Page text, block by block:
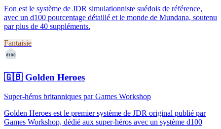
Eon est le système de JDR simulationniste suédois de référence,
avec un d100 pourcentage détaillé et le monde de Mundana, soutenu
par plus de 40 suppléments.
Fantaisie
d100
🇬🇧Golden Heroes
Super-héros britanniques par Games Workshop
Golden Heroes est le premier système de JDR original publié par
Games Workshop, dédié aux super-héros avec un système d100